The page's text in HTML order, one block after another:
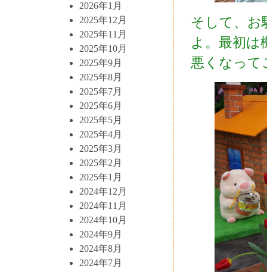
2026年1月
2025年12月
2025年11月
2025年10月
2025年9月
2025年8月
2025年7月
2025年6月
2025年5月
2025年4月
2025年3月
2025年2月
2025年1月
2024年12月
2024年11月
2024年10月
2024年9月
2024年8月
2024年7月
そして、お
よ。最初は
悪くなって